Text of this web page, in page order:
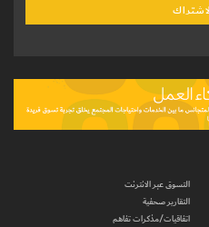
التسوق عبر الانترنت
التقارير صحفية
اتفاقيات/مذكرات تفاهم